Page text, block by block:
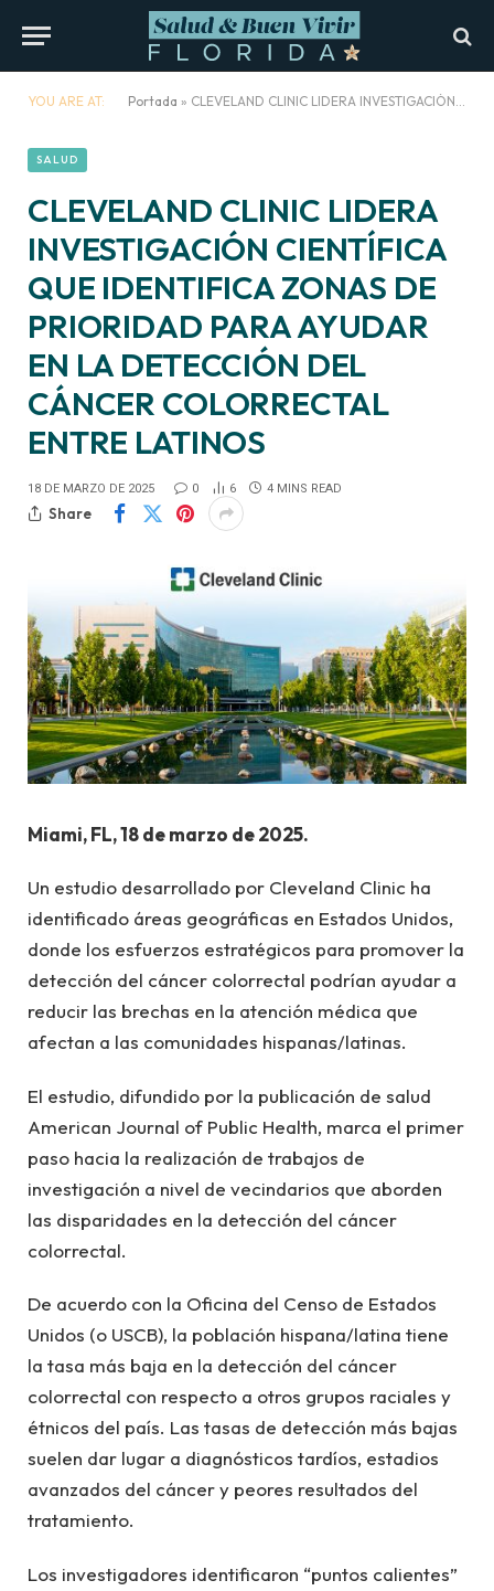
YOU ARE AT: Portada » CLEVELAND CLINIC LIDERA INVESTIGACIÓN CIENTÍFICA QUE IDENTIFICA ZONAS DE PRIORIDAD PARA AYUDAR EN LA DETECCIÓN DEL CÁNCER COLORRECTAL ENTRE LATINOS
SALUD
CLEVELAND CLINIC LIDERA
INVESTIGACIÓN CIENTÍFICA
QUE IDENTIFICA ZONAS DE
PRIORIDAD PARA AYUDAR
EN LA DETECCIÓN DEL
CÁNCER COLORRECTAL
ENTRE LATINOS
18 DE MARZO DE 2025 0 6 4 MINS READ
Share
Miami, FL, 18 de marzo de 2025.
Un estudio desarrollado por Cleveland Clinic ha
identificado áreas geográficas en Estados Unidos,
donde los esfuerzos estratégicos para promover la
detección del cáncer colorrectal podrían ayudar a
reducir las brechas en la atención médica que
afectan a las comunidades hispanas/latinas.
El estudio, difundido por la publicación de salud
American Journal of Public Health, marca el primer
paso hacia la realización de trabajos de
investigación a nivel de vecindarios que aborden
las disparidades en la detección del cáncer
colorrectal.
De acuerdo con la Oficina del Censo de Estados
Unidos (o USCB), la población hispana/latina tiene
la tasa más baja en la detección del cáncer
colorrectal con respecto a otros grupos raciales y
étnicos del país. Las tasas de detección más bajas
suelen dar lugar a diagnósticos tardíos, estadios
avanzados del cáncer y peores resultados del
tratamiento.
Los investigadores identificaron “puntos calientes”